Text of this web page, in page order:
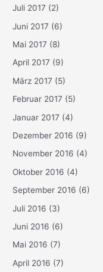
Juli 2017 (2)
Juni 2017 (6)
Mai 2017 (8)
April 2017 (9)
März 2017 (5)
Februar 2017 (5)
Januar 2017 (4)
Dezember 2016 (9)
November 2016 (4)
Oktober 2016 (4)
September 2016 (6)
Juli 2016 (3)
Juni 2016 (6)
Mai 2016 (7)
April 2016 (7)